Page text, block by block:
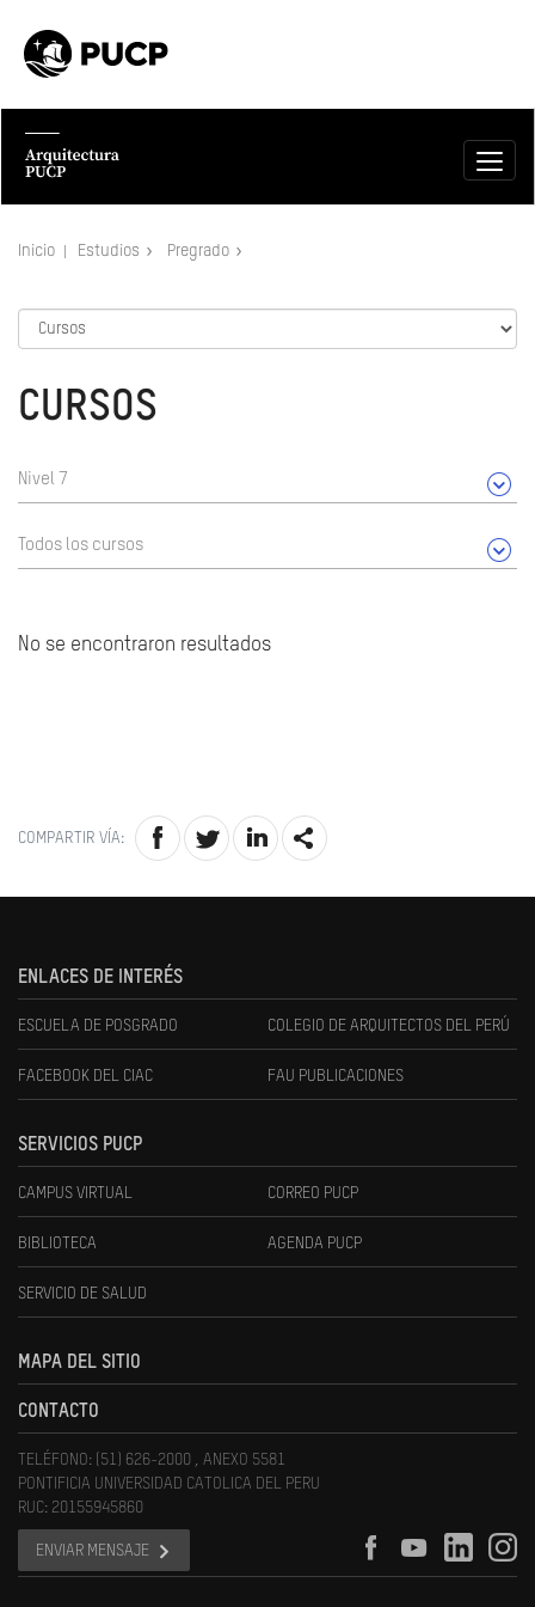
Inicio Estudios Pregrado
CURSOS
Nivel 7
Todos los cursos
No se encontraron resultados
COMPARTIR VÍA:
ENLACES DE INTERÉS
ESCUELA DE POSGRADO COLEGIO DE ARQUITECTOS DEL PERÚ
FACEBOOK DEL CIAC FAU PUBLICACIONES
SERVICIOS PUCP
CAMPUS VIRTUAL CORREO PUCP
BIBLIOTECA AGENDA PUCP
SERVICIO DE SALUD
MAPA DEL SITIO
CONTACTO
TELÉFONO: (51) 626-2000 , ANEXO 5581
PONTIFICIA UNIVERSIDAD CATOLICA DEL PERU
RUC: 20155945860
ENVIAR MENSAJE